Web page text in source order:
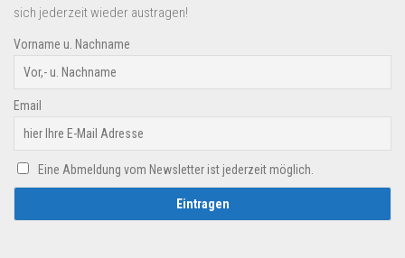
sich jederzeit wieder austragen!
Vorname u. Nachname
Email
Eine Abmeldung vom Newsletter ist jederzeit möglich.